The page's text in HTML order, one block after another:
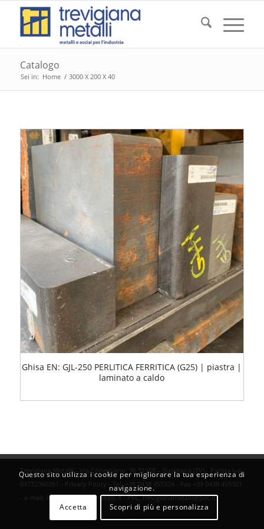
Catalogo
Sei in: Home / 3000 X 200 X 40
Ghisa EN: GJL-250 PERLITICA FERRITICA (G25) | piastra |
laminato a caldo
Trevigiana Metalli - Via Conegliano, 96 31058 – Susegana (TV) - Partita iva
04772360261 - Privacy Policy - Tel. +39 0438 455324 - Fax +39 0438 455301
- e-mail: info@trevigianametalli.it- PEC:trevigianametalli@pec.it
Questo sito utilizza i cookie per migliorare la tua esperienza di
navigazione.
Accetta
Scopri di più e personalizza